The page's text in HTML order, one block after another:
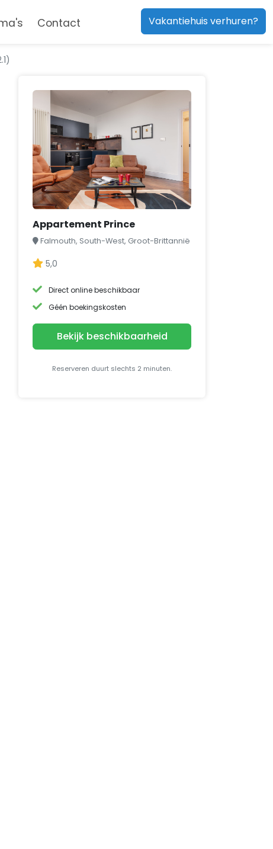
Contact Vakantiehuis verhuren?
Appartement Prince
Falmouth, South-West, Groot-Brittannië
5,0
Direct online beschikbaar
Géén boekingskosten
Bekijk beschikbaarheid
Reserveren duurt slechts 2 minuten.